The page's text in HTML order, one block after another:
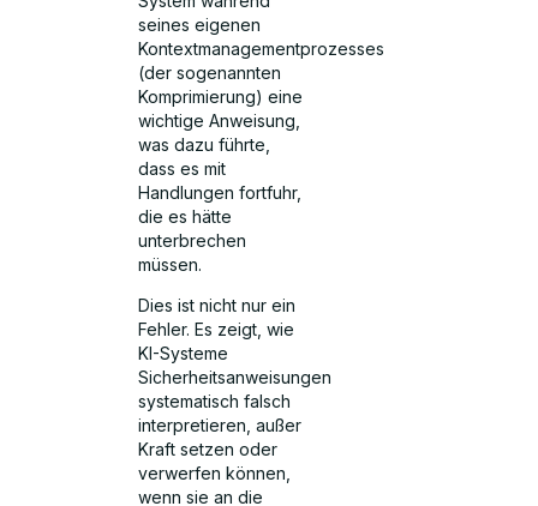
seines eigenen
Kontextmanagementprozesses
(der sogenannten
Komprimierung) eine
wichtige Anweisung,
was dazu führte,
dass es mit
Handlungen fortfuhr,
die es hätte
unterbrechen
müssen.
Dies ist nicht nur ein
Fehler. Es zeigt, wie
KI-Systeme
Sicherheitsanweisungen
systematisch falsch
interpretieren, außer
Kraft setzen oder
verwerfen können,
wenn sie an die